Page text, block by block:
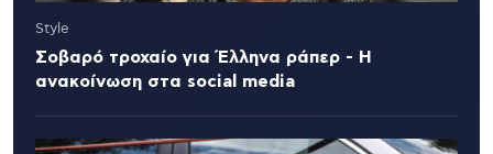
Style
Σοβαρό τροχαίο για Έλληνα ράπερ - Η
ανακοίνωση στα social media